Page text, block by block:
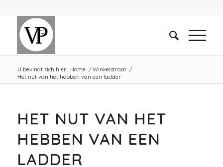
U bevindt zich hier: Home / Winkelstraat /
Het nut van het hebben van een ladder
HET NUT VAN HET
HEBBEN VAN EEN
LADDER